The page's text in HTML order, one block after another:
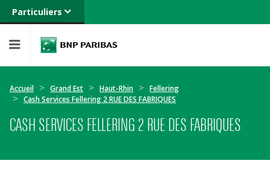
Particuliers
Banque privée
Entreprises
Accueil Grand Est Haut-Rhin
Fellering
Cash Services Fellering 2 RUE DES FABRIQUES
CASH SERVICES FELLERING 2 RUE DES FABRIQUES